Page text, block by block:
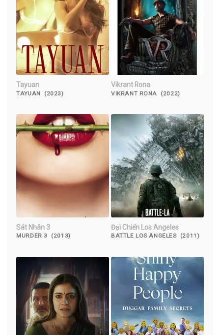
Tayuan
TAYUAN (2023)
Vikrant Rona
VIKRANT RONA (2022)
Sát Nhân 3
MURDER 3 (2013)
Đại Chiến Los Angeles
BATTLE LOS ANGELES (2011)